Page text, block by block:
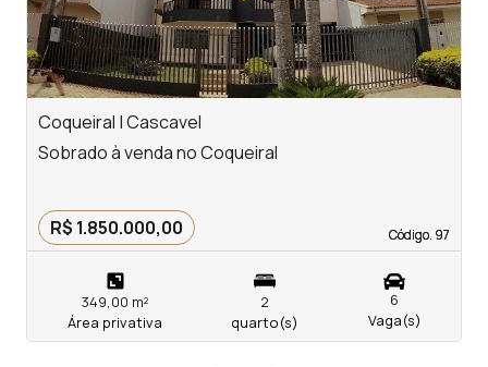
Coqueiral | Cascavel
Código. 97
Código. 97
Sobrado à venda no Coqueiral
R$ 1.850.000,00
349,00 m²
Área privativa
2
quarto(s)
6
Vaga(s)